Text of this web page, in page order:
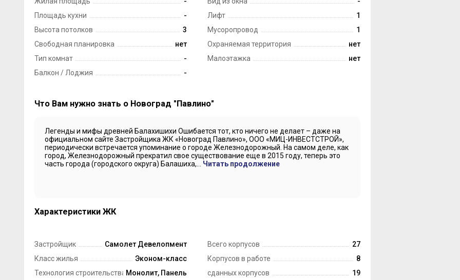
Площадь кухни
-
Высота потолков
3
Свободная планировка
нет
Тип комнат
-
Балкон / Лоджия
-
Лифт
1
Мусоропровод
1
Охраняемая территория
нет
Малоэтажка
нет
Что Вам нужно знать о Новоград "Павлино"
Легенды и мифы древней Балахишихи Ошибается тот, кто ничего не делает – даже на
официальном сайте Застройщика ЖК «Новоград Павлино», ООО «МИЦ-ИНВЕСТСТРОЙ»,
периодически встречается упоминание о городе Железнодорожный. На самом деле, как
город, Железнодорожный прекратил свое существование еще в 2015 году, теперь это
часть города (городского округа) Балашиха,... Читать продолжение
Характеристики ЖК
Застройщик
Самолет Девелопмент
Класс жилья
Эконом-класс
Технология строительства Монолит, Панель
Всего корпусов
27
Корпусов в работе
8
сданных корпусов
19